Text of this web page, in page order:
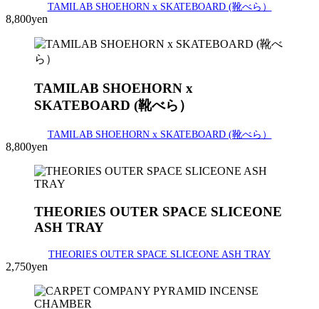
TAMILAB SHOEHORN x SKATEBOARD (靴べら）
8,800yen
TAMILAB SHOEHORN x
SKATEBOARD (靴べら）
TAMILAB SHOEHORN x SKATEBOARD (靴べら）
8,800yen
THEORIES OUTER SPACE SLICEONE
ASH TRAY
THEORIES OUTER SPACE SLICEONE ASH TRAY
2,750yen